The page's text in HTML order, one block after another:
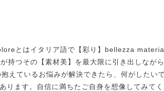
とはイタリア語で【彩り】bellezza
持つその【素材美】を最大限に引き出しなが
抱えているお悩みが解決できたら、何がしたい
ります。自信に満ちたご自身を想像してみて